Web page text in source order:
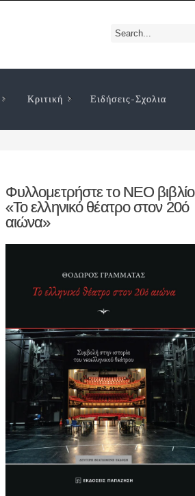
Κριτική Ειδήσεις-Σχολια
Φυλλομετρήστε το ΝΕΟ βιβλίο
«Το ελληνικό θέατρο στον 20ό
αιώνα»